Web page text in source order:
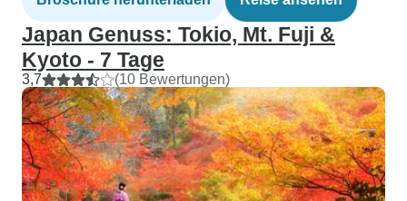
Japan Genuss: Tokio, Mt. Fuji &
Kyoto - 7 Tage
3,7 (10 Bewertungen)